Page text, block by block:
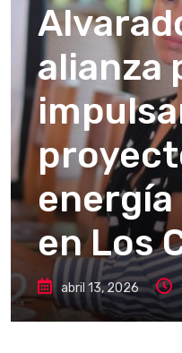
alianza
en Los
abril 13, 2026